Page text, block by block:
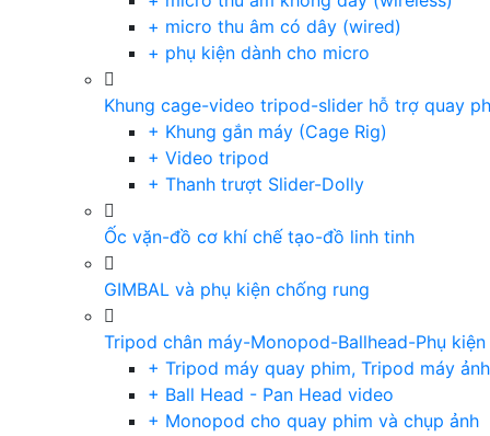
+ micro thu âm có dây (wired)
+ phụ kiện dành cho micro
Khung cage-video tripod-slider hỗ trợ quay
+ Khung gắn máy (Cage Rig)
+ Video tripod
+ Thanh trượt Slider-Dolly
Ốc vặn-đồ cơ khí chế tạo-đồ linh tinh
GIMBAL và phụ kiện chống rung
Tripod chân máy-Monopod-Ballhead-Phụ kiện
+ Tripod máy quay phim, Tripod máy
+ Ball Head - Pan Head video
+ Monopod cho quay phim và chụp ảnh